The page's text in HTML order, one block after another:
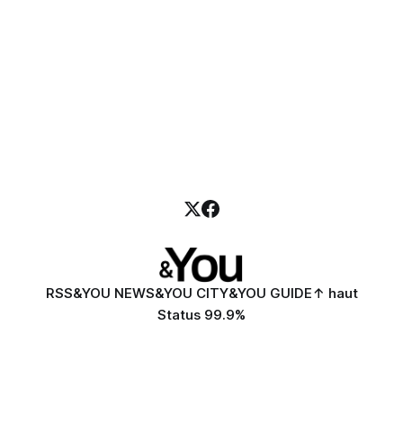
RSS&YOU NEWS&YOU CITY&YOU GUIDE↑ haut
Status 99.9%